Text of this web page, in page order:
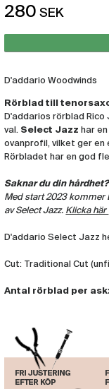
Rör
Unfiled 5-
Malmö - Just nu slut i
280 SEK
D'addario Woodwinds
Rörblad till
D'addarios rörblad
val. Select Jazz har
ovanprofil, vilket ger
Rörbladet har en god
Saknar du din
Med start 2023 kommer
av Select Jazz. Klicka här
D'addario Select Jazz
Cut: Traditional Cut
Antal rörblad per